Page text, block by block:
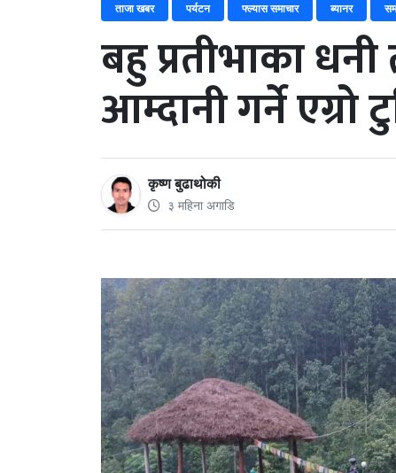
ताजा खबर पर्यटन फ्ल्यास समाचार ब्यानर
बहु प्रतीभाका
आम्दानी गर्ने एग्रो
कृष्ण बुढाथोकी
३ महिना अगाडि